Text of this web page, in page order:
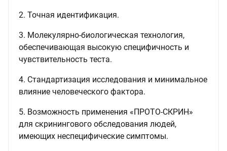
2. Точная идентификация.
3. Молекулярно-биологическая технология,
обеспечивающая высокую специфичность и
чувствительность теста.
4. Стандартизация исследования и минимальное
влияние человеческого фактора.
5. Возможность применения «ПРОТО-СКРИН»
для скринингового обследования людей,
имеющих неспецифические симптомы.